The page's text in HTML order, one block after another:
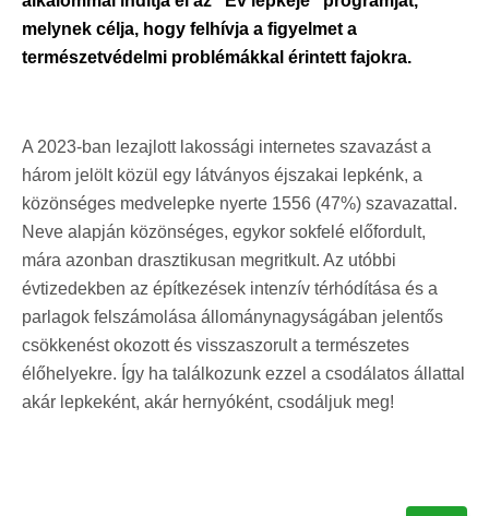
melynek célja, hogy felhívja a figyelmet a
természetvédelmi problémákkal érintett fajokra.
A 2023-ban lezajlott lakossági internetes szavazást a
három jelölt közül egy látványos éjszakai lepkénk, a
közönséges medvelepke nyerte 1556 (47%) szavazattal.
Neve alapján közönséges, egykor sokfelé előfordult,
mára azonban drasztikusan megritkult. Az utóbbi
évtizedekben az építkezések intenzív térhódítása és a
parlagok felszámolása állománynagyságában jelentős
csökkenést okozott és visszaszorult a természetes
élőhelyekre. Így ha találkozunk ezzel a csodálatos állattal
akár lepkeként, akár hernyóként, csodáljuk meg!